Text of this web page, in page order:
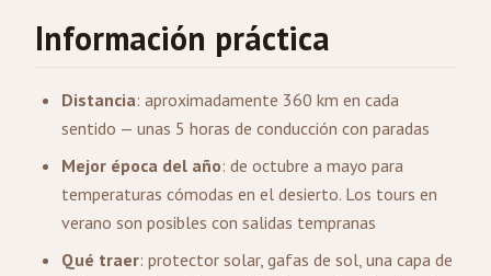
Información práctica
Distancia: aproximadamente 360 km en cada
sentido — unas 5 horas de conducción con paradas
Mejor época del año: de octubre a mayo para
temperaturas cómodas en el desierto. Los tours en
verano son posibles con salidas tempranas
Qué traer: protector solar, gafas de sol, una capa de